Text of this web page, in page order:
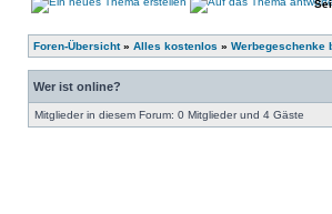
Foren-Übersicht» Alles kostenlos » Werbegeschenke
Wer ist online?
Mitglieder in diesem Forum: 0 Mitglieder und 4 Gäste